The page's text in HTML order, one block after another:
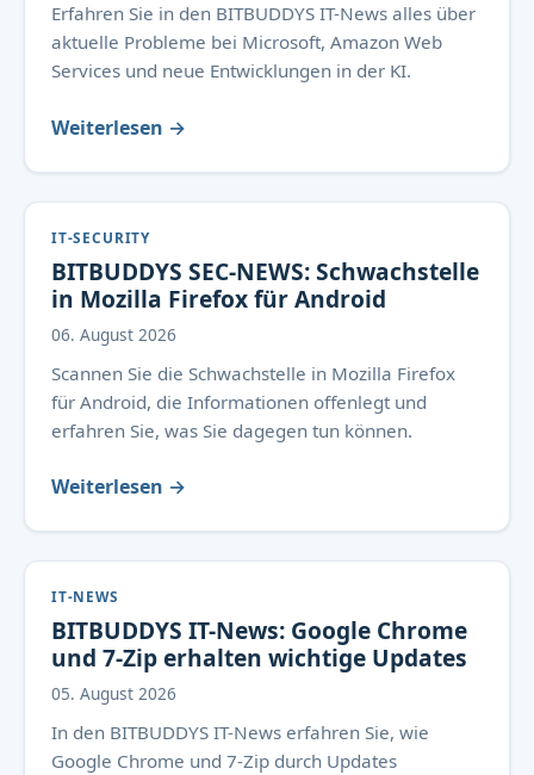
Erfahren Sie in den BITBUDDYS IT-News alles über
aktuelle Probleme bei Microsoft, Amazon Web
Services und neue Entwicklungen in der KI.
Weiterlesen →
IT-SECURITY
BITBUDDYS SEC-NEWS: Schwachstelle
in Mozilla Firefox für Android
06. August 2026
Scannen Sie die Schwachstelle in Mozilla Firefox
für Android, die Informationen offenlegt und
erfahren Sie, was Sie dagegen tun können.
Weiterlesen →
IT-NEWS
BITBUDDYS IT-News: Google Chrome
und 7-Zip erhalten wichtige Updates
05. August 2026
In den BITBUDDYS IT-News erfahren Sie, wie
Google Chrome und 7-Zip durch Updates